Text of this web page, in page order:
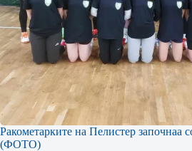
Ракометарките на Пелистер започнаа
(ФОТО)